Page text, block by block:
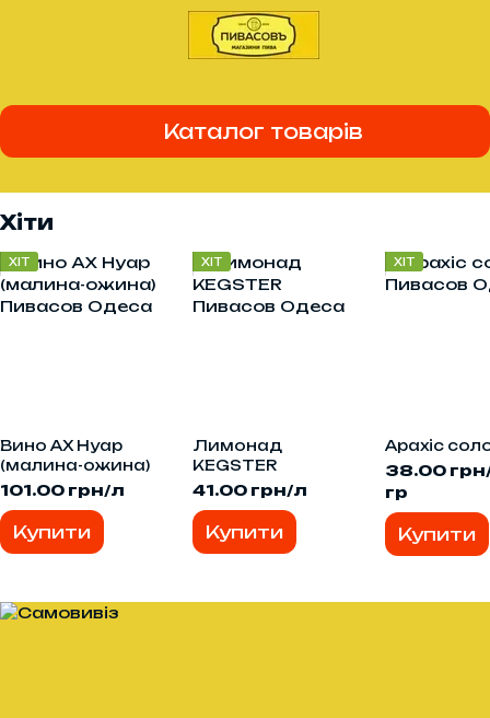
Каталог товарів
Хіти
ХІТ
Вино АХ Нуар
(малина-ожина)
101.00 грн/л
Купити
ХІТ
Лимонад
KEGSTER
41.00 грн/л
Купити
ХІТ
Арахіс
38.00
гр
Купити